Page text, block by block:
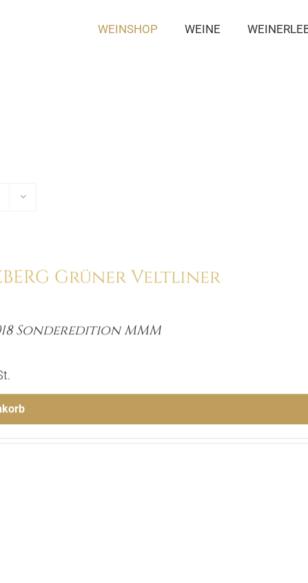
WEINSHOP WEINE
Grüner Veltliner
Sonderedition MMM